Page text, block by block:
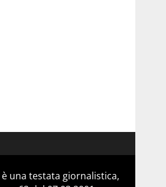
una testata giornalistica,